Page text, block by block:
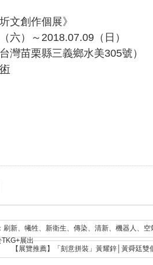
文創作個展》
六）～2018.07.09（日）
灣苗栗縣三義鄉水美305號）
刷新、犧牲、新衛生、傳染、清新、機器人、
展出
【展覽推薦】「刻意拼裝」黃耀鋅│黃舜廷